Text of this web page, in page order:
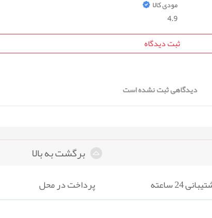
مودی کالا
4.9
ثبت دیدگاه
دیدگاهی ثبت نشده است
برگشت به بالا
24 ساعته پرداخت در محل